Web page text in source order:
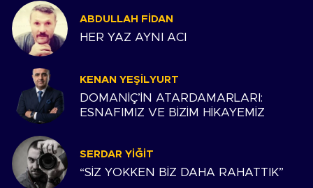
ABDULLAH FIDAN
HER YAZ AYNI ACI
KENAN YEŞILYURT
DOMANİÇ’İN ATARDAMARLARI:
ESNAFIMIZ VE BİZİM HİKAYEMİZ
SERDAR YIĞIT
“SİZ YOKKEN BİZ DAHA RAHATTIK”